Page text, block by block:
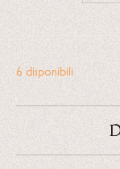
6 disponibili